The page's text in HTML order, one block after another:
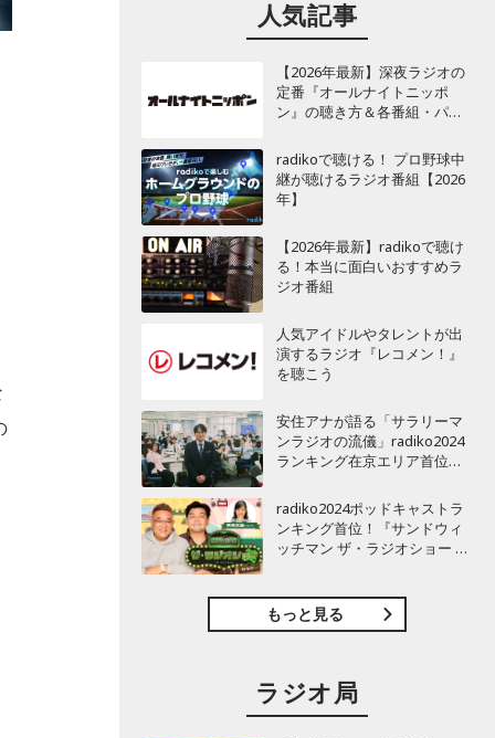
人気記事
【2026年最新】深夜ラジオの
定番『オールナイトニッポ
ン』の聴き方＆各番組・パー
radikoで聴ける！ プロ野球中
継が聴けるラジオ番組【2026
年】
【2026年最新】radikoで聴け
る！本当に面白いおすすめラ
ジオ番組
人気アイドルやタレントが出
演するラジオ『レコメン！』
を聴こう
安住アナが語る「サラリーマ
ンラジオの流儀」radiko2024
ランキング在京エリア首位
曜天国』インタビュー
radiko2024ポッドキャストラ
ンキング首位！『サンドウィ
ッチマン ザ・ラジオショー サ
もっと見る
ラジオ局